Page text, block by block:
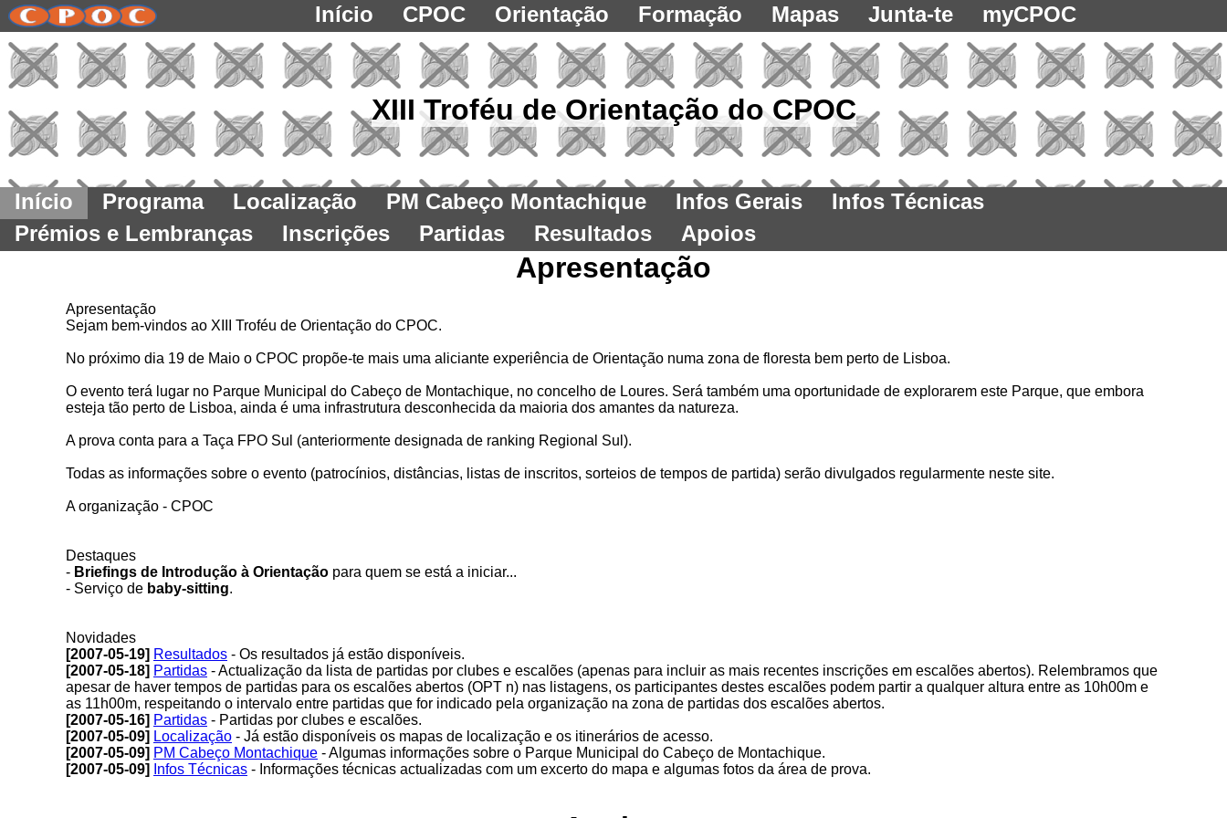
Início CPOC Orientação Formação Mapas Junta-te myCPOC
XIII Troféu de Orientação do CPOC
Início Programa Localização PM Cabeço Montachique Infos Gerais
Infos Técnicas
Prémios e Lembranças
Inscrições Partidas Resultados Apoios
Apresentação
Apresentação
Sejam bem-vindos ao XIII Troféu de Orientação do CPOC.
No próximo dia 19 de Maio o CPOC propõe-te mais uma aliciante experiência de Orientação numa zona de floresta bem perto de Lisboa.
O evento terá lugar no Parque Municipal do Cabeço de Montachique, no concelho de Loures. Será também uma oportunidade de explorarem este Parque, que embora
esteja tão perto de Lisboa, ainda é uma infrastrutura desconhecida da maioria dos amantes da natureza.
A prova conta para a Taça FPO Sul (anteriormente designada de ranking Regional Sul).
Todas as informações sobre o evento (patrocínios, distâncias, listas de inscritos, sorteios de tempos de partida) serão divulgados regularmente neste site.
A organização - CPOC
Destaques
- Briefings de Introdução à Orientação para quem se está a iniciar...
- Serviço de baby-sitting.
Novidades
[2007-05-19] Resultados - Os resultados já estão disponíveis.
[2007-05-18] Partidas - Actualização da lista de partidas por clubes e escalões (apenas para incluir as mais recentes inscrições em escalões abertos). Relembramos que
apesar de haver tempos de partidas para os escalões abertos (OPT n) nas listagens, os participantes destes escalões podem partir a qualquer altura entre as 10h00m e
as 11h00m, respeitando o intervalo entre partidas que for indicado pela organização na zona de partidas dos escalões abertos.
[2007-05-16] Partidas - Partidas por clubes e escalões.
[2007-05-09] Localização - Já estão disponíveis os mapas de localização e os itinerários de acesso.
[2007-05-09] PM Cabeço Montachique - Algumas informações sobre o Parque Municipal do Cabeço de Montachique.
[2007-05-09]
Infos Técnicas - Informações técnicas actualizadas com um excerto do mapa e algumas fotos da área de prova.